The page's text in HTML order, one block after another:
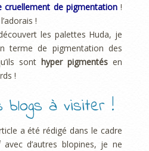
de pigmentation!
!
les palettes Huda, je
terme de pigmentation des
sont hyper pigmentés en
!
à visiter !
a été rédigé dans le cadre
avec d’autres blopines, je ne